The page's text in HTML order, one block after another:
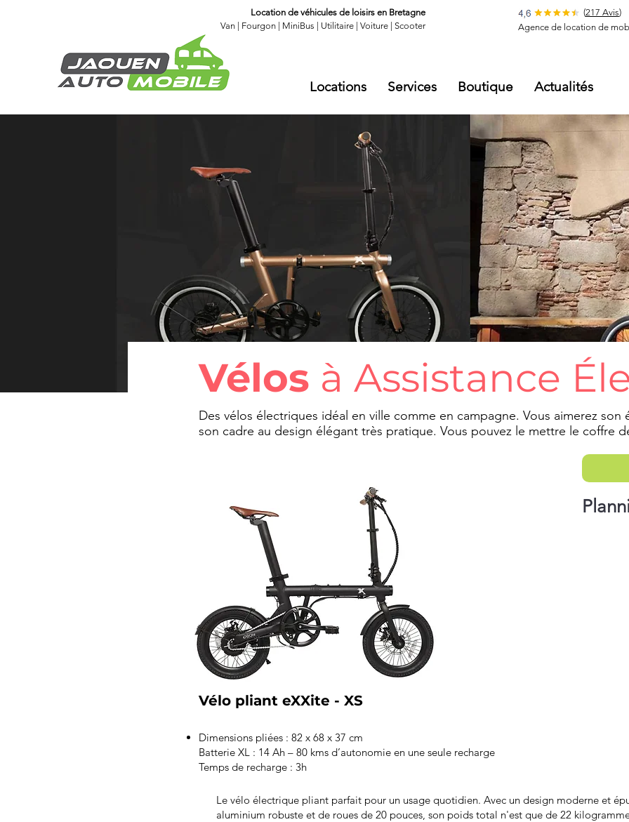
Location de véhicules de loisirs en Bretagne
Van| Fourgon| MiniBus Utilitaire| Voiture Scooter
(217 Avis)
Agence de location de
Locations Services Boutique Actualités
Vélos à Assistance
Des vélos électriques idéal en ville comme en campagne. Vous aimerez
son cadre au design élégant très pratique. Vous pouvez le mettre le coffre
Vélo pliant eXXite - XS
Dimensions pliées : 82 x 68 x 37 cm
Batterie XL : 14 Ah – 80 kms d’autonomie en une seule recharge
Temps de recharge : 3h
Le vélo électrique pliant parfait pour un usage quotidien. Avec un design moderne et
aluminium robuste et de roues de 20 pouces, son poids total n'est que de 22